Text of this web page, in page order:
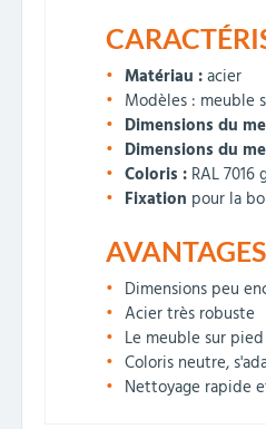
Matériau :acier
Modèles : meuble
Dimensions du
Dimensions du
Coloris : RAL 7016
Fixation pour la
Dimensions peu
Acier très robuste
Le meuble sur
Coloris neutre,
Nettoyage rapide